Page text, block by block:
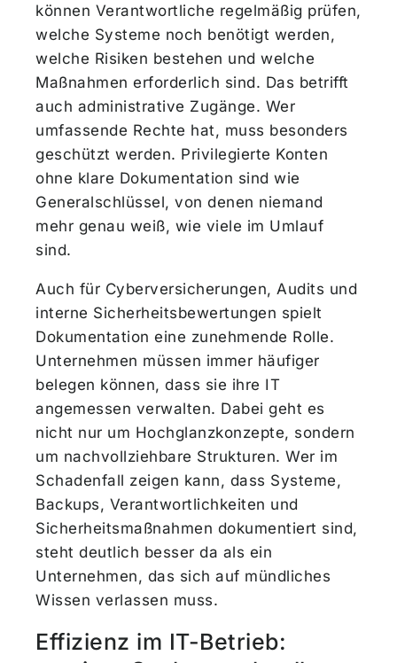
können Verantwortliche regelmäßig prüfen,
welche Systeme noch benötigt werden,
welche Risiken bestehen und welche
Maßnahmen erforderlich sind. Das betrifft
auch administrative Zugänge. Wer
umfassende Rechte hat, muss besonders
geschützt werden. Privilegierte Konten
ohne klare Dokumentation sind wie
Generalschlüssel, von denen niemand
mehr genau weiß, wie viele im Umlauf
sind.
Auch für Cyberversicherungen, Audits und
interne Sicherheitsbewertungen spielt
Dokumentation eine zunehmende Rolle.
Unternehmen müssen immer häufiger
belegen können, dass sie ihre IT
angemessen verwalten. Dabei geht es
nicht nur um Hochglanzkonzepte, sondern
um nachvollziehbare Strukturen. Wer im
Schadenfall zeigen kann, dass Systeme,
Backups, Verantwortlichkeiten und
Sicherheitsmaßnahmen dokumentiert sind,
steht deutlich besser da als ein
Unternehmen, das sich auf mündliches
Wissen verlassen muss.
Effizienz im IT-Betrieb: